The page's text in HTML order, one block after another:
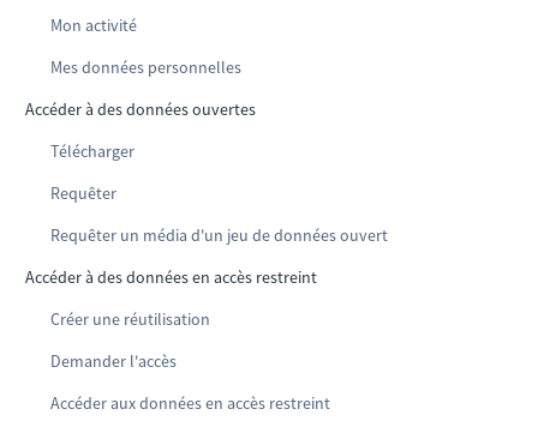
Mon activité
Mes données personnelles
Accéder à des données ouvertes
Télécharger
Requêter
Requêter un média d'un jeu de données ouvert
Accéder à des données en accès restreint
Créer une réutilisation
Demander l'accès
Accéder aux données en accès restreint